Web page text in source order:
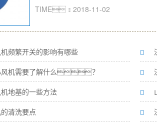
TIME：2018-11-02
频繁开关的影响有哪些
风机需要了解什么？
地基的一些方法
清洗要点